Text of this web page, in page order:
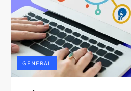
GENERAL